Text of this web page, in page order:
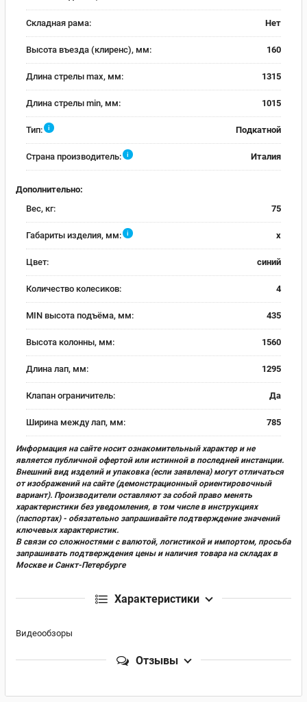
Складная рама: Нет
Высота въезда (клиренс), мм: 160
Длина стрелы max, мм: 1315
Длина стрелы min, мм: 1015
Тип: i Подкатной
Страна производитель: i Италия
Дополнительно:
Вес, кг:
75
Габариты изделия, мм: i x
Цвет: синий
Количество колесиков: 4
MIN высота подъёма, мм: 435
Высота колонны, мм: 1560
Длина лап, мм: 1295
Клапан ограничитель: Да
Ширина между лап, мм: 785
Информация на сайте носит ознакомительный характер и не
является публичной офертой или истинной в последней инстанции.
Внешний вид изделий и упаковка (если заявлена) могут отличаться
от изображений на сайте (демонстрационный ориентировочный
вариант). Производители оставляют за собой право менять
характеристики без уведомления, в том числе в инструкциях
(паспортах) - обязательно запрашивайте подтверждение значений
ключевых характеристик.
В связи со сложностями с валютой, логистикой и импортом, просьба
запрашивать подтверждения цены и наличия товара на складах в
Москве и Санкт-Петербурге
Характеристики
Видеообзоры
Отзывы